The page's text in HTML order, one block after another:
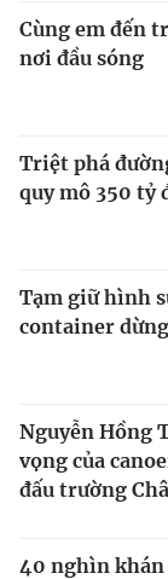
Cùng em đến
nơi đầu sóng
Triệt phá
quy mô 350 tỷ
Tạm giữ hình
container
Nguyễn Hồng
vọng của
đấu trường
40 nghìn khán